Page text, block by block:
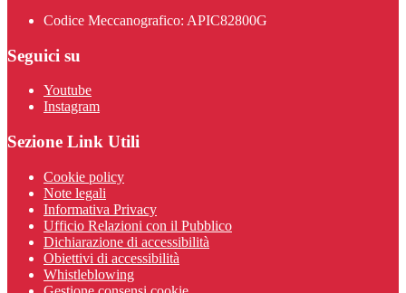
Codice Meccanografico: APIC82800G
Seguici su
Youtube
Instagram
Sezione Link Utili
Cookie policy
Note legali
Informativa Privacy
Ufficio Relazioni con il Pubblico
Dichiarazione di accessibilità
Obiettivi di accessibilità
Whistleblowing